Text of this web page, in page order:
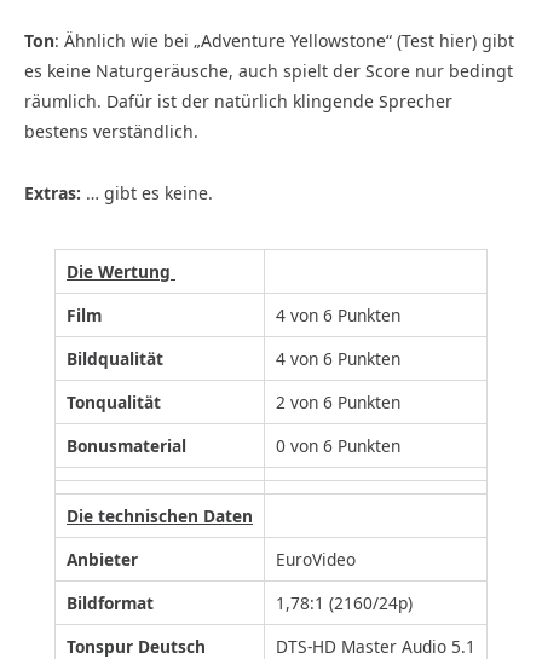
Ton: Ähnlich wie bei „Adventure Yellowstone“ (Test hier) gibt
es keine Naturgeräusche, auch spielt der Score nur bedingt
räumlich. Dafür ist der natürlich klingende Sprecher
bestens verständlich.
Extras: … gibt es keine.
Die Wertung
Film
4 von 6 Punkten
Bildqualität
4 von 6 Punkten
Tonqualität
2 von 6 Punkten
Bonusmaterial
0 von 6 Punkten
Die technischen Daten
Anbieter
EuroVideo
Bildformat
1,78:1 (2160/24p)
Tonspur Deutsch
DTS-HD Master Audio 5.1